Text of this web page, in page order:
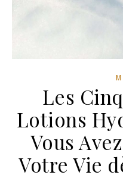
Les
Lotions
Vous
Votre Vie